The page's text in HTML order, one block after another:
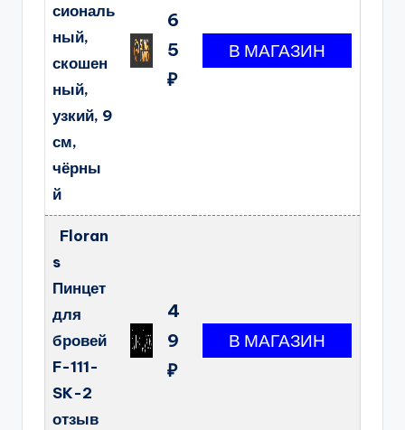
сиональ
ный,
скошен
ный,
узкий, 9
см,
чёрны
й
6
5
₽
Floran
s
Пинцет
для
бровей
F-111-
SK-2
отзыв
4
9
₽